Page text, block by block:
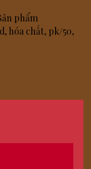
chất
phẩm
, hóa chất, pk/50,